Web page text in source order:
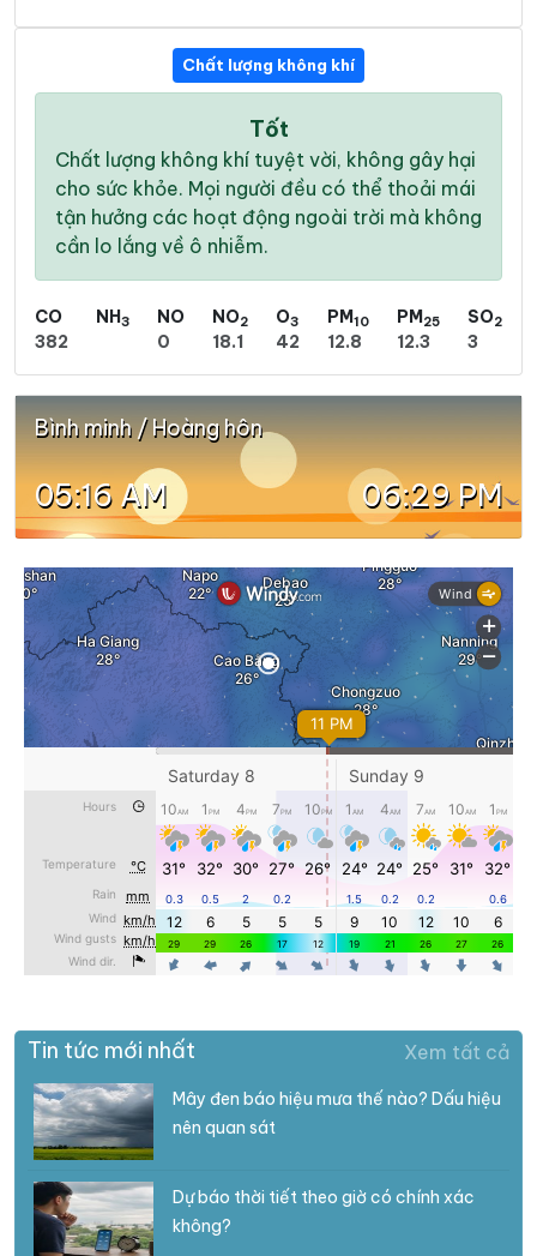
Chất lượng không khí
Tốt
Chất lượng không khí tuyệt vời, không gây hại
cho sức khỏe. Mọi người đều có thể thoải mái
tận hưởng các hoạt động ngoài trời mà không
cần lo lắng về ô nhiễm.
CO
382
NH3
NO
0
NO2
18.1
O3
42
PM10
12.8
PM25
12.3
SO2
3
Bình minh / Hoàng hôn
05:16 AM 06:29 PM
Tin tức mới nhất Xem tất cả
Mây đen báo hiệu mưa thế nào? Dấu hiệu
nên quan sát
Dự báo thời tiết theo giờ có chính xác
không?